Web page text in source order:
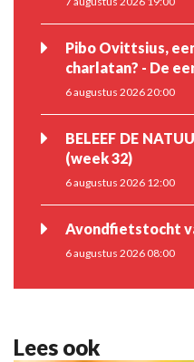
Pibo Ovittsius,
charlatan? - De
6 augustus 2026 20:00
BELEEF DE
(week 32)
6 augustus 2026 12:00
Avondfietstocht
6 augustus 2026 08:00
Lees ook